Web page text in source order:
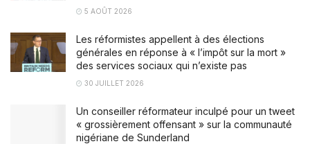
5 AOÛT 2026
Les réformistes appellent à des élections
générales en réponse à « l’impôt sur la mort »
des services sociaux qui n’existe pas
30 JUILLET 2026
Un conseiller réformateur inculpé pour un tweet
« grossièrement offensant » sur la communauté
nigériane de Sunderland